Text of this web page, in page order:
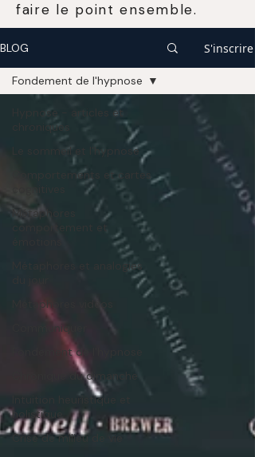
faire le point ensemble.
BLOG S'inscrire
Hypnose - articles et
chroniques
Le sommeil et l'hypnose
Comportements et cartes
Métaphores
comportement et
Métaphores et analogies
Métaphores vidéos
Communiquer
Fondement de l'hypnose
Chronique du dimanche
Intuition heuristique et
holistique
Crise de milieu de vie
Fondement de l'hypnose